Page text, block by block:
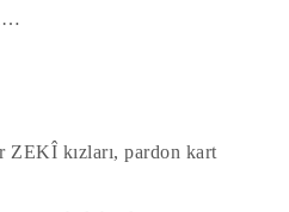
ZEKÎ kızları, pardon kart